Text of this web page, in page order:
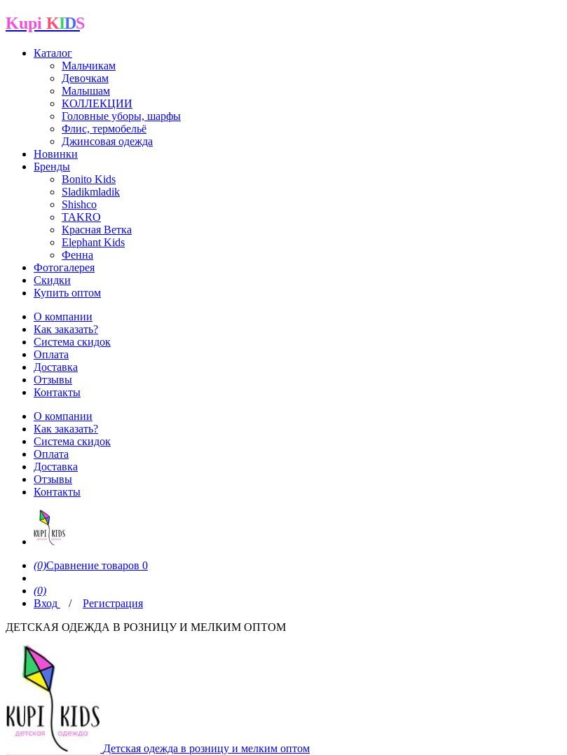
Kupi K I D S
Каталог
Мальчикам
Девочкам
Малышам
КОЛЛЕКЦИИ
Головные уборы, шарфы
Флис, термобельё
Джинсовая одежда
Новинки
Бренды
Bonito Kids
Sladikmladik
Shishco
TAKRO
Красная Ветка
Elephant Kids
Фенна
Фотогалерея
Скидки
Купить оптом
О компании
Как заказать?
Система скидок
Оплата
Доставка
Отзывы
Контакты
О компании
Как заказать?
Система скидок
Оплата
Доставка
Отзывы
Контакты
(0)Сравнение товаров 0
(0)
Вход
/
Регистрация
ДЕТСКАЯ ОДЕЖДА В РОЗНИЦУ И МЕЛКИМ ОПТОМ
Детская одежда в розницу и мелким оптом